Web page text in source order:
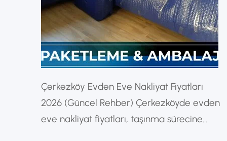
Çerkezköy Evden Eve Nakliyat Fiyatları
2026 (Güncel Rehber) Çerkezköyde evden
eve nakliyat fiyatları, taşınma sürecine